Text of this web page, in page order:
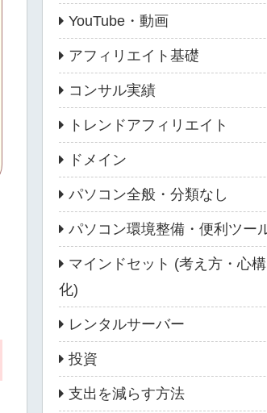
YouTube・動画
アフィリエイト基礎
コンサル実績
トレンドアフィリエイト
ドメイン
パソコン全般・分類なし
パソコン環境整備・便利ツー
マインドセット (考え方・心
化)
レンタルサーバー
投資
支出を減らす方法